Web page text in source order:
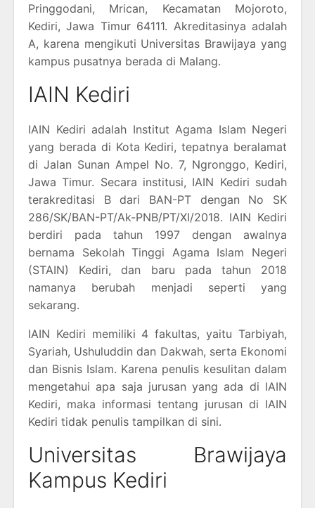
Pringgodani, Mrican, Kecamatan Mojoroto,
Kediri, Jawa Timur 64111. Akreditasinya adalah
A, karena mengikuti Universitas Brawijaya yang
kampus pusatnya berada di Malang.
IAIN Kediri
IAIN Kediri adalah Institut Agama Islam Negeri
yang berada di Kota Kediri, tepatnya beralamat
di Jalan Sunan Ampel No. 7, Ngronggo, Kediri,
Jawa Timur. Secara institusi, IAIN Kediri sudah
terakreditasi B dari BAN-PT dengan No SK
286/SK/BAN-PT/Ak-PNB/PT/XI/2018. IAIN Kediri
berdiri pada tahun 1997 dengan awalnya
bernama Sekolah Tinggi Agama Islam Negeri
(STAIN) Kediri, dan baru pada tahun 2018
namanya berubah menjadi seperti yang
sekarang.
IAIN Kediri memiliki 4 fakultas, yaitu Tarbiyah,
Syariah, Ushuluddin dan Dakwah, serta Ekonomi
dan Bisnis Islam. Karena penulis kesulitan dalam
mengetahui apa saja jurusan yang ada di IAIN
Kediri, maka informasi tentang jurusan di IAIN
Kediri tidak penulis tampilkan di sini.
Universitas Brawijaya
Kampus Kediri